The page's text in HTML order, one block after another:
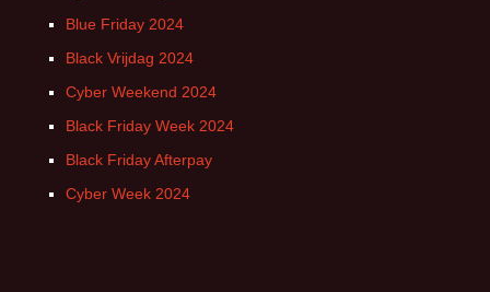
Blue Friday 2024
Black Vrijdag 2024
Cyber Weekend 2024
Black Friday Week 2024
Black Friday Afterpay
Cyber Week 2024